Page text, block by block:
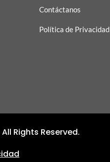
Contáctanos
Política de Privacidad
Rights Reserved.